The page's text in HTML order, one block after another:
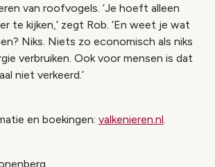
van roofvogels. ‘Je hoeft alleen
te kijken,’ zegt Rob. ‘En weet je wat
Niks. Niets zo economisch als niks
verbruiken. Ook voor mensen is dat
niet verkeerd.’
en boekingen: valkenieren.nl.